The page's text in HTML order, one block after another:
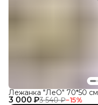
3 000 ₽3 540 ₽−15%
Лежанка "ЛеО" 70*50 см